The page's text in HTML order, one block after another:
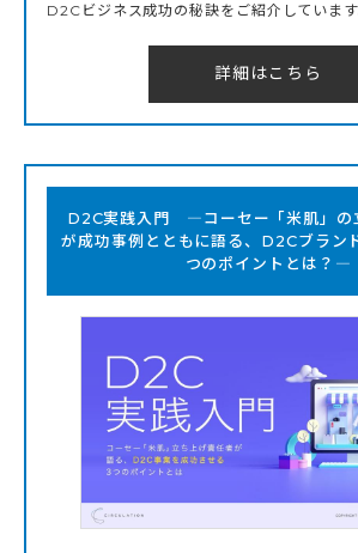
D2Cビジネス成功の秘訣をご紹介しています
詳細はこちら
D2C実践入門 ―コーセー「米肌」の
が成功事例とともに語る、D2Cブラン
つのポイントとは？―